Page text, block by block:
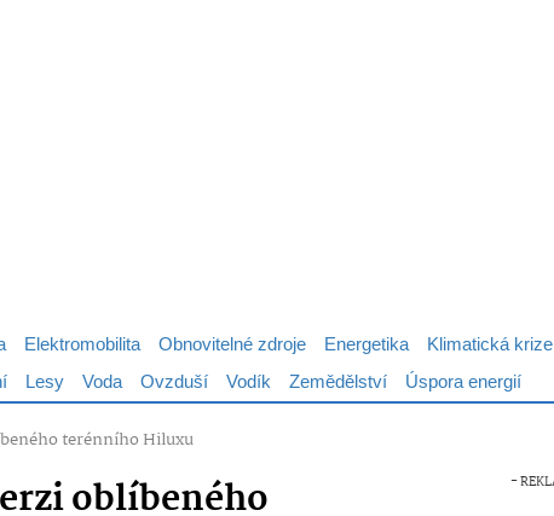
Elektromobilita Obnovitelné zdroje Energetika Klimatická krize
Lesy Voda Ovzduší Vodík Zemědělství Úspora energií
terénního Hiluxu
oblíbeného